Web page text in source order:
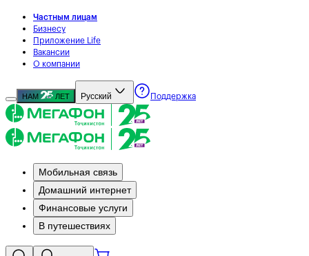
Частным лицам
Бизнесу
Приложение Life
Вакансии
О компании
НАМ ЛЕТ Русский Поддержка
Мобильная связь
Домашний интернет
Финансовые услуги
В путешествиях